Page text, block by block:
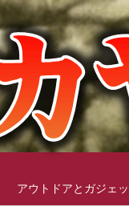
アウトドアとガジェ